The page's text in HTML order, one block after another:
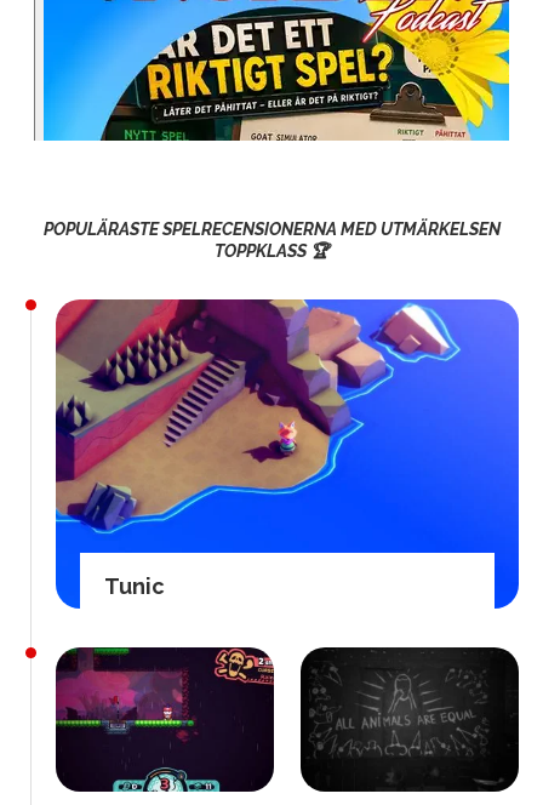
POPULÄRASTE SPELRECENSIONERNA MED UTMÄRKELSEN
TOPPKLASS 🏆
Tunic